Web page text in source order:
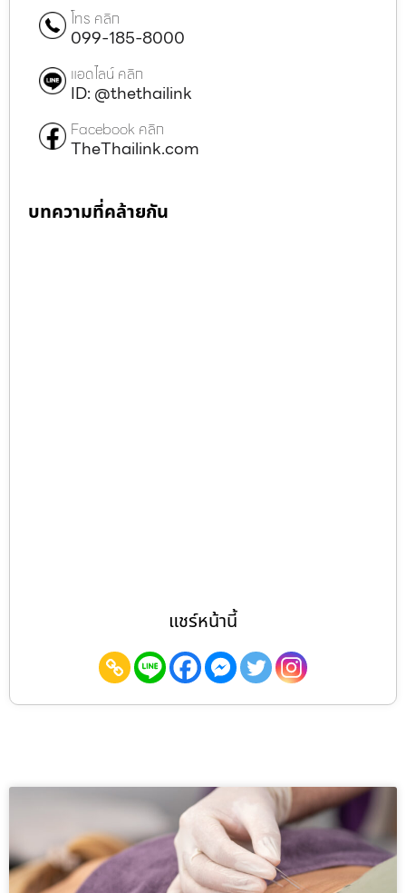
โทร คลิก
099-185-8000
แอดไลน์ คลิก
ID: @thethailink
Facebook คลิก
TheThailink.com
บทความที่คล้ายกัน
แชร์หน้านี้